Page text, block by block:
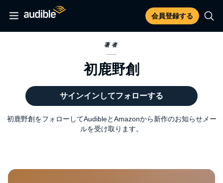
会員登録する
著者
初鹿野創
サインインしてフォローする
初鹿野創をフォローしてAudibleとAmazonから新作のお知らせメー
ルを受け取ります。